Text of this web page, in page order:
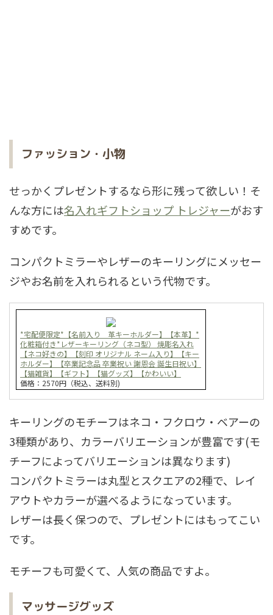
ファッション・小物
せっかくプレゼントするなら形に残って欲しい！そ
んな方には名入れギフトショップ トレジャーがおす
すめです。
コンパクトミラーやレザーのキーリングにメッセー
ジやお名前を入れられるという代物です。
*宅配便限定*【名前入り 革キーホルダー】【本革】*
化粧箱付き*レザーキーリング（ネコ型） 焼彫名入れ
【ネコ好きの】【刻印 オリジナル ネーム入り】【キー
ホルダー】【卒業記念品 卒業祝い 謝恩会 誕生日祝い】
【猫雑貨】【ギフト】【猫グッズ】【かわいい】
価格：2570円（税込、送料別)
キーリングのモチーフはネコ・フクロウ・ベアーの
3種類があり、カラーバリエーションが豊富です(モ
チーフによってバリエーションは異なります)
コンパクトミラーは丸型とスクエアの2種で、レイ
アウトやカラーが選べるようになっています。
レザーは長く保つので、プレゼントにはもってこい
です。
モチーフも可愛くて、人気の商品ですよ。
マッサージグッズ